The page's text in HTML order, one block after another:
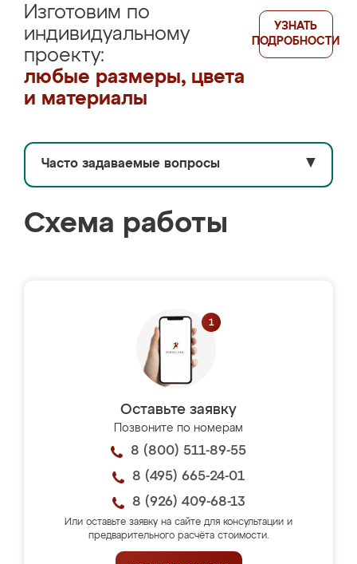
Изготовим по
индивидуальному
проекту:
любые размеры, цвета
и материалы
УЗНАТЬ
ПОДРОБНОСТИ
Часто задаваемые вопросы ▼
Схема работы
Оставьте заявку
Позвоните по номерам
8 (800) 511-89-55
8 (495) 665-24-01
8 (926) 409-68-13
Или оставьте заявку на сайте для консультации и
предварительного расчёта стоимости.